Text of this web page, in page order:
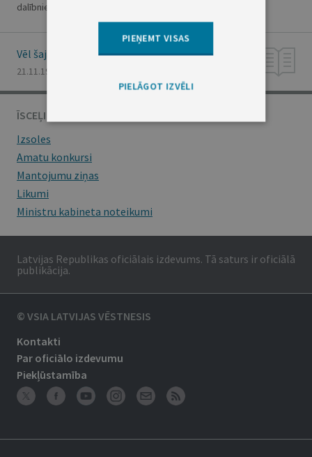
dalībnieka statusu
Vēl šajā numurā
21.11.1997., Nr. 304/305
ĪSCEĻI
Izsoles
Amatu konkursi
Mantojumu ziņas
Likumi
Ministru kabineta noteikumi
Latvijas Republikas oficiālais izdevums. Tā saturs ir oficiālā
publikācija.
© VSIA LATVIJAS VĒSTNESIS
Kontakti
Par oficiālo izdevumu
Piekļūstamība
PIEŅEMT VISAS
PIELĀGOT IZVĒLI